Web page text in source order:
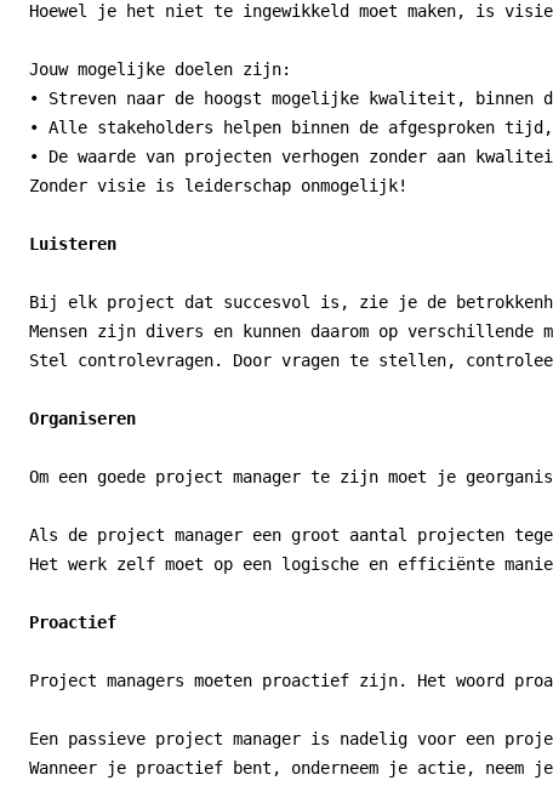
Hoewel je het niet te ingewikkeld moet maken, is
Jouw mogelijke doelen zijn:
• Streven naar de hoogst mogelijke kwaliteit, binnen
• Alle stakeholders helpen binnen de afgesproken
• De waarde van projecten verhogen zonder aan
Zonder visie is leiderschap onmogelijk!
Luisteren
Bij elk project dat succesvol is, zie je de
Mensen zijn divers en kunnen daarom op
Stel controlevragen. Door vragen te stellen,
Organiseren
Om een goede project manager te zijn moet je
Als de project manager een groot aantal projecten
Het werk zelf moet op een logische en efficiënte
Proactief
Project managers moeten proactief zijn. Het woord
Een passieve project manager is nadelig voor een
Wanneer je proactief bent, onderneem je actie,